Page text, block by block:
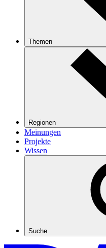
Themen
Regionen
Meinungen
Projekte
Wissen
Suche